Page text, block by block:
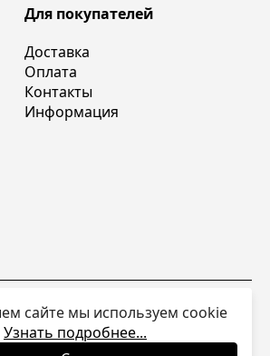
Для покупателей
Доставка
Оплата
Контакты
Информация
форме без письменного разрешения владельцев
ресурсе применяются
сайте мы используем cookie
Узнать подробнее...